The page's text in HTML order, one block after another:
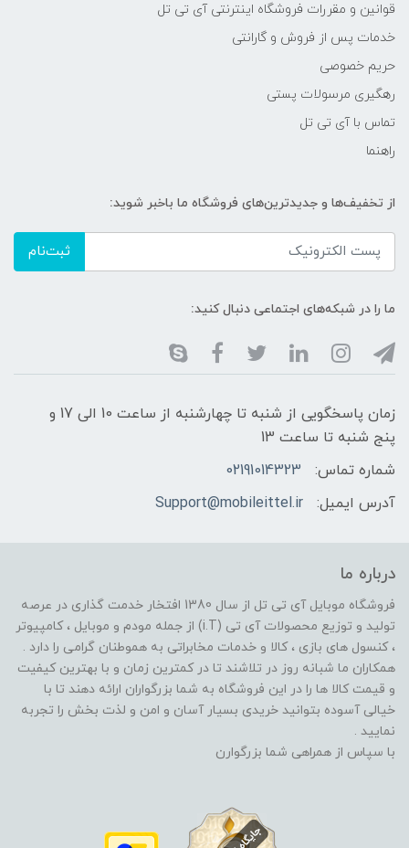
قوانین و مقررات فروشگاه اینترنتی آی تی تل
خدمات پس از فروش و گارانتی
حریم خصوصی
رهگیری مرسولات پستی
تماس با آی تی تل
راهنما
از تخفیف‌ها و جدیدترین‌های فروشگاه ما باخبر شوید:
ثبت‌نام
ما را در شبکه‌های اجتماعی دنبال کنید:
زمان پاسخگویی از شنبه تا چهارشنبه از ساعت 10 الی 17 و
پنج شنبه تا ساعت 13
شماره تماس:
02191014323
آدرس ایمیل:
Support@mobileittel.ir
درباره ما
فروشگاه موبایل آی تی تل از سال 1380 افتخار خدمت گذاری در عرصه
تولید و توزیع محصولات آی تی (i.T) از جمله مودم و موبایل ، کامپیوتر
، کنسول های بازی ، کالا و خدمات مخابراتی به هموطنان گرامی را دارد .
همکاران ما شبانه روز در تلاشند تا در کمترین زمان و با بهترین کیفیت
و قیمت کالا ها را در این فروشگاه به شما بزرگواران ارائه دهند تا با
خیالی آسوده بتوانید خریدی بسیار آسان و امن و لذت بخش را تجربه
نمایید .
با سپاس از همراهی شما بزرگوارن